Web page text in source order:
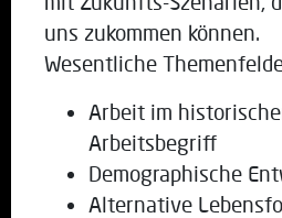
uns zukommen können.
Wesentliche
Arbeit im
Arbeitsbegriff
Demographische
Alternative